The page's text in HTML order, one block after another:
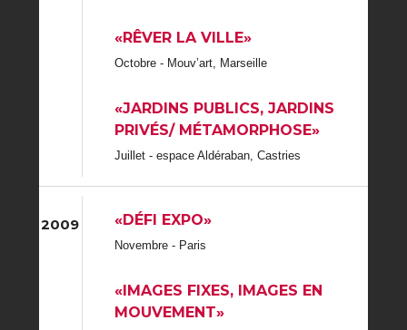
«RÊVER LA VILLE»
Octobre - Mouv’art, Marseille
«JARDINS PUBLICS, JARDINS
PRIVÉS/ MÉTAMORPHOSE»
Juillet - espace Aldéraban, Castries
2009 «DÉFI EXPO»
Novembre - Paris
«IMAGES FIXES, IMAGES EN
MOUVEMENT»